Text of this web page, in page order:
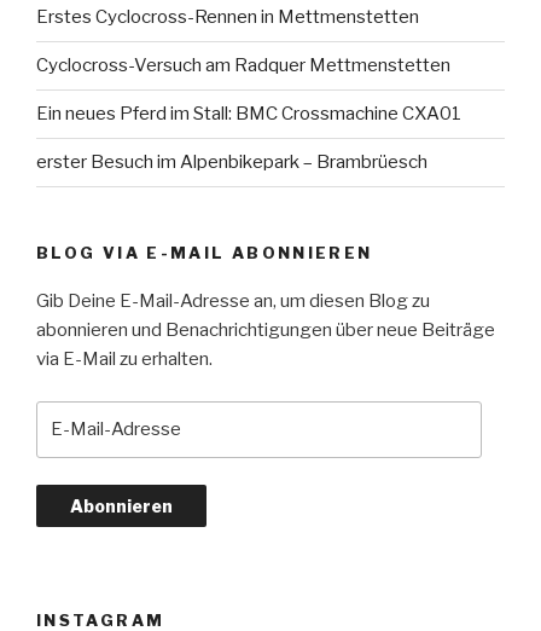
Erstes Cyclocross-Rennen in Mettmenstetten
Cyclocross-Versuch am Radquer Mettmenstetten
Ein neues Pferd im Stall: BMC Crossmachine CXA01
erster Besuch im Alpenbikepark – Brambrüesch
BLOG VIA E-MAIL ABONNIEREN
Gib Deine E-Mail-Adresse an, um diesen Blog zu
abonnieren und Benachrichtigungen über neue Beiträge
via E-Mail zu erhalten.
Abonnieren
INSTAGRAM